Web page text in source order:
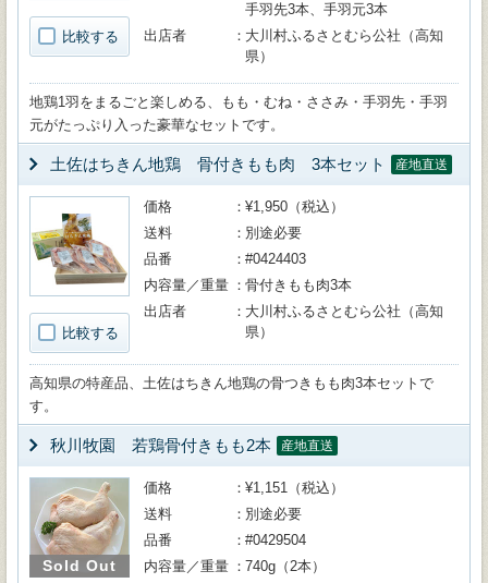
比較する
手羽先3本、手羽元3本
出店者
大川村ふるさとむら公社（高知
県）
地鶏1羽をまるごと楽しめる、もも・むね・ささみ・手羽先・手羽
元がたっぷり入った豪華なセットです。
土佐はちきん地鶏 骨付きもも肉 3本セット 産地直送
比較する
価格
¥1,950（税込）
送料
別途必要
品番
#0424403
内容量／重量
骨付きもも肉3本
出店者
大川村ふるさとむら公社（高知
県）
高知県の特産品、土佐はちきん地鶏の骨つきもも肉3本セットで
す。
秋川牧園 若鶏骨付きもも2本 産地直送
Sold Out
価格
¥1,151（税込）
送料
別途必要
品番
#0429504
内容量／重量
740g（2本）